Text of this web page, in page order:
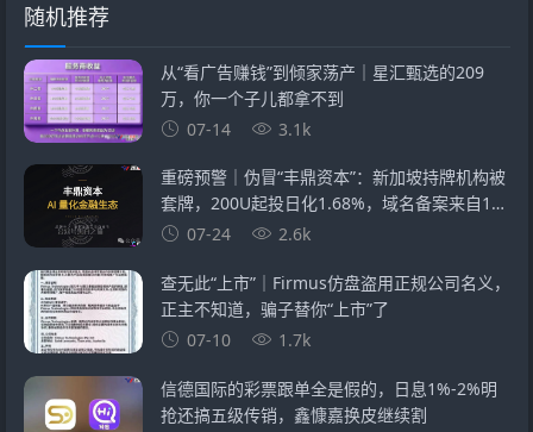
随机推荐
从“看广告赚钱”到倾家荡产｜星汇甄选的209
万，你一个子儿都拿不到
07-14
3.1k
重磅预警｜伪冒“丰鼎资本”：新加坡持牌机构被
套牌，200U起投日化1.68%，域名备案来自1万
元空壳公司
07-24 2.6k
查无此“上市”｜Firmus仿盘盗用正规公司名义，
正主不知道，骗子替你“上市”了
07-10
1.7k
信德国际的彩票跟单全是假的，日息1%-2%明
抢还搞五级传销，鑫慷嘉换皮继续割